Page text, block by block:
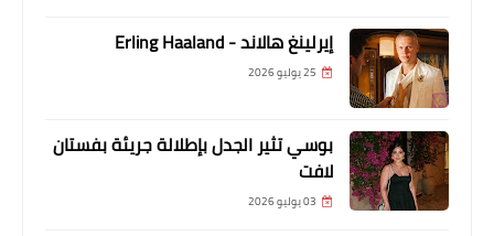
إيرلينغ هالاند - Erling Haaland
25 يوليو 2026
بوسي تثير الجدل بإطلالة جريئة بفستان
لافت
03 يوليو 2026